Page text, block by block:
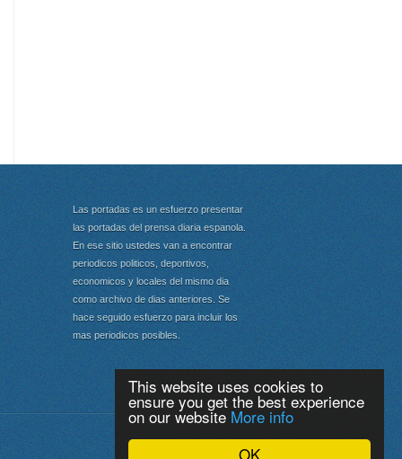
OK
This website uses cookies to
ensure you get the best experience
on our website More info
Las portadas es un esfuerzo presentar
las portadas del prensa diaria espanola.
En ese sitio ustedes van a encontrar
periodicos politicos, deportivos,
economicos y locales del mismo dia
como archivo de dias anteriores. Se
hace seguido esfuerzo para incluir los
mas periodicos posibles.